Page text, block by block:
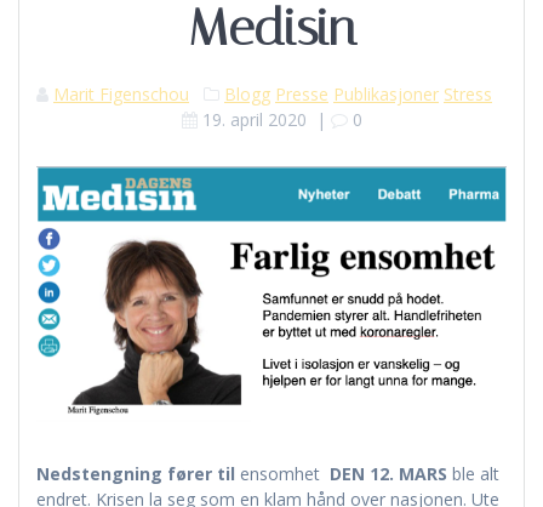
Medisin
Marit Figenschou Blogg Presse Publikasjoner Stress
19. april 2020 | 0
Nedstengning fører til ensomhet DEN 12. MARS ble alt
endret. Krisen la seg som en klam hånd over nasjonen. Ute